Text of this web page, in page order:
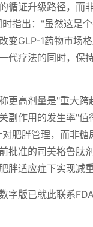
循证升级路径，而
指出："虽然这是
变GLP-1药物市场
代疗法的同时，保
更高剂量是"重大跨
副作用的发生率"值
肥胖管理，而非糖
批准的司美格鲁肽
胖适应症下实现减
字版已就此联系